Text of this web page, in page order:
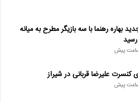
بهاره رهنما با سه بازیگر مطرح به میانه
کنسرت علیرضا قربانی در شیراز